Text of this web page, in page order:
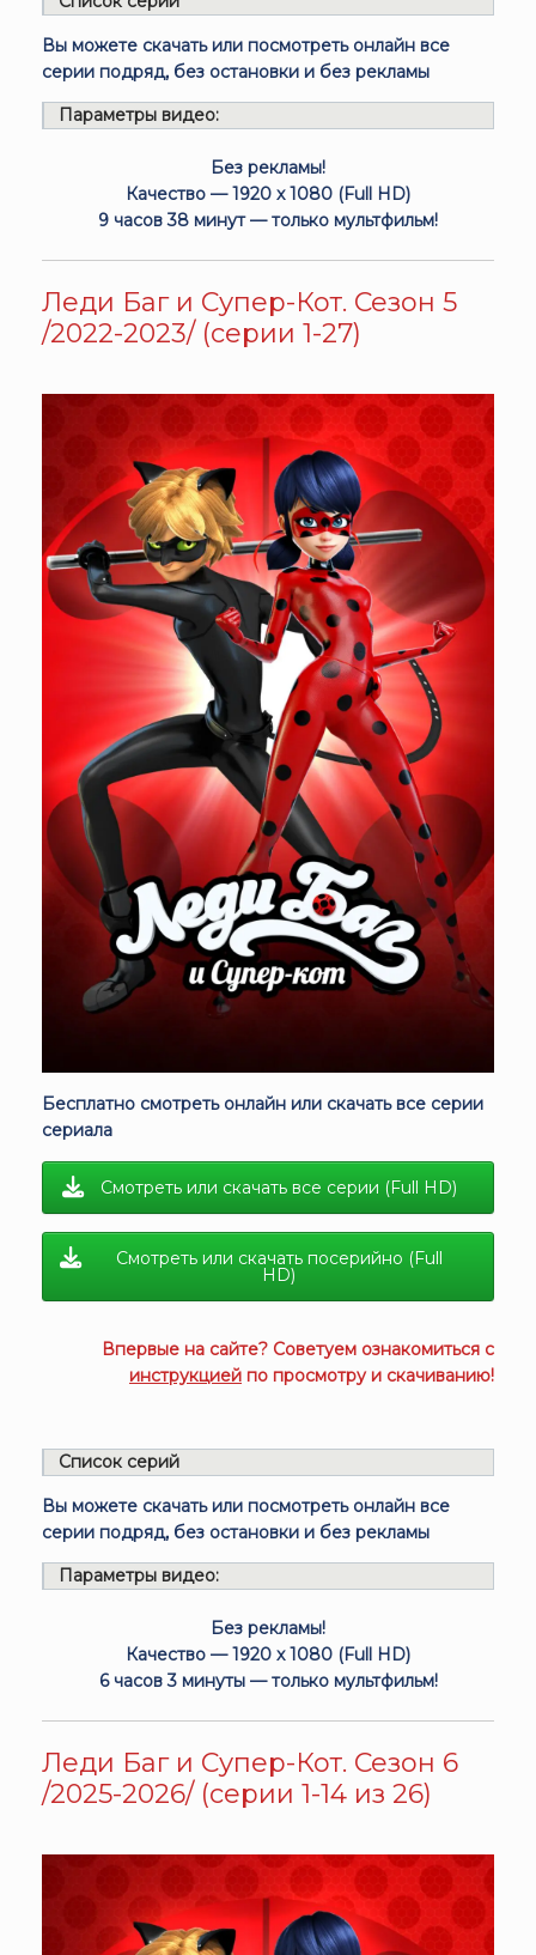
Вы можете скачать или посмотреть онлайн все
серии подряд, без остановки и без рекламы
Параметры видео:
Без рекламы!
Качество — 1920 x 1080 (Full HD)
9 часов 38 минут — только мультфильм!
Леди Баг и Супер-Кот. Сезон 5
/2022-2023/ (серии 1-27)
Бесплатно смотреть онлайн или скачать все серии
сериала
Смотреть или скачать все серии (Full HD)
Смотреть или скачать посерийно (Full
HD)
Впервые на сайте? Советуем ознакомиться с
инструкцией по просмотру и скачиванию!
Список серий
Вы можете скачать или посмотреть онлайн все
серии подряд, без остановки и без рекламы
Параметры видео:
Без рекламы!
Качество — 1920 x 1080 (Full HD)
6 часов 3 минуты — только мультфильм!
Леди Баг и Супер-Кот. Сезон 6
/2025-2026/ (серии 1-14 из 26)